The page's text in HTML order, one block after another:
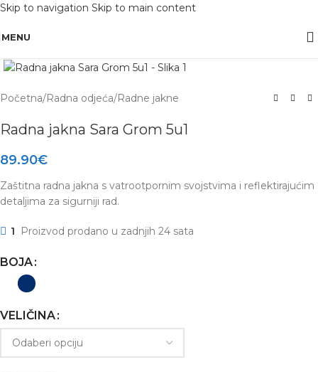
Skip to navigation Skip to main content
OBAVIJEST: Maloprodaja je zatvorena od 10.12. -13.12.2025 radi inventure.
MENU
Početna/Radna odjeća/Radne jakne
Radna jakna Sara Grom 5u1
89.90€
Zaštitna radna jakna s vatrootpornim svojstvima i reflektirajućim
detaljima za sigurniji rad.
1 Proizvod prodano u zadnjih 24 sata
BOJA
VELIČINA